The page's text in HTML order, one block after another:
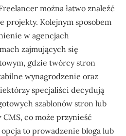
można łatwo znaleźć
projekty. Kolejnym sposobem
w agencjach
zajmujących się
gdzie twórcy stron
wynagrodzenie oraz
specjaliści decydują
szablonów stron lub
co może przynieść
to prowadzenie bloga lub